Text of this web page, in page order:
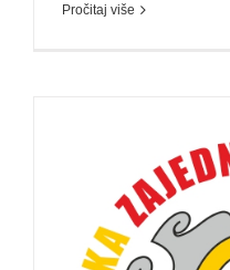
Pročitaj više